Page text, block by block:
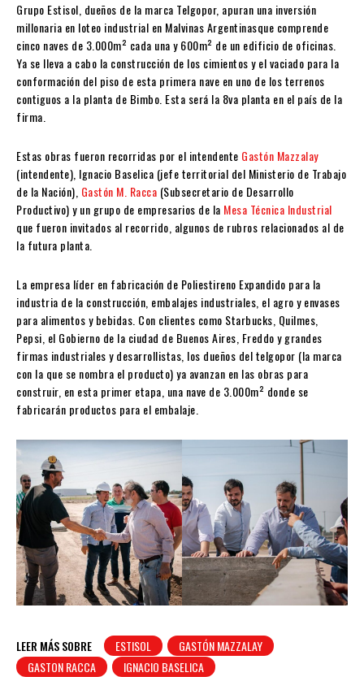
Grupo Estisol, dueños de la marca Telgopor, apuran una inversión
millonaria en loteo industrial en Malvinas Argentinasque comprende
cinco naves de 3.000m² cada una y 600m² de un edificio de oficinas.
Ya se lleva a cabo la construcción de los cimientos y el vaciado para la
conformación del piso de esta primera nave en uno de los terrenos
contiguos a la planta de Bimbo. Esta será la 8va planta en el país de la
firma.
Estas obras fueron recorridas por el intendente Gastón Mazzalay
(intendente), Ignacio Baselica (jefe territorial del Ministerio de Trabajo
de la Nación), Gastón M. Racca (Subsecretario de Desarrollo
Productivo) y un grupo de empresarios de la Mesa Técnica Industrial
que fueron invitados al recorrido, algunos de rubros relacionados al de
la futura planta.
La empresa líder en fabricación de Poliestireno Expandido para la
industria de la construcción, embalajes industriales, el agro y envases
para alimentos y bebidas. Con clientes como Starbucks, Quilmes,
Pepsi, el Gobierno de la ciudad de Buenos Aires, Freddo y grandes
firmas industriales y desarrollistas, los dueños del telgopor (la marca
con la que se nombra el producto) ya avanzan en las obras para
construir, en esta primer etapa, una nave de 3.000m² donde se
fabricarán productos para el embalaje.
LEER MÁS SOBRE ESTISOL
GASTÓN MAZZALAY
GASTON RACCA
IGNACIO BASELICA